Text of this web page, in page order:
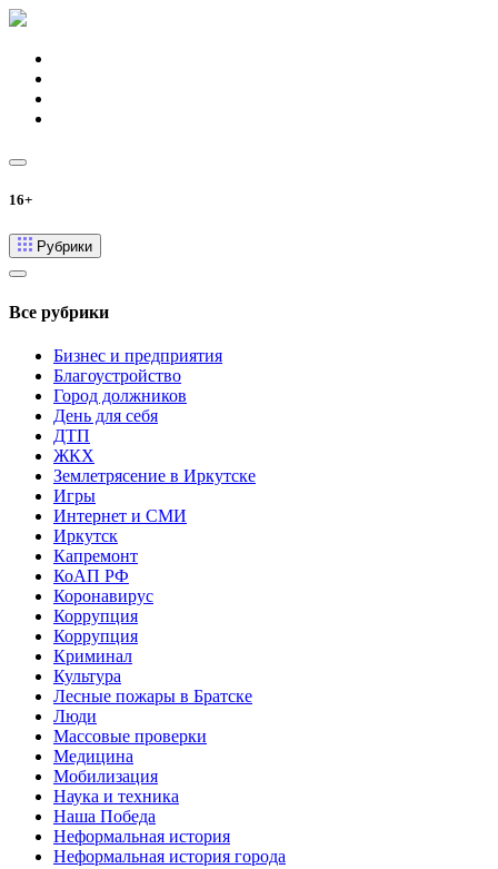
16+
Рубрики
Все рубрики
Бизнес и предприятия
Благоустройство
Город должников
День для себя
ДТП
ЖКХ
Землетрясение в Иркутске
Игры
Интернет и СМИ
Иркутск
Капремонт
КоАП РФ
Коронавирус
Коррупция
Коррупция
Криминал
Культура
Лесные пожары в Братске
Люди
Массовые проверки
Медицина
Мобилизация
Наука и техника
Наша Победа
Неформальная история
Неформальная история города